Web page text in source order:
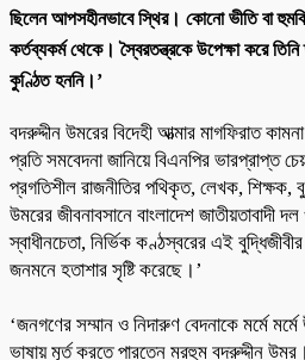
ছিলেন আপসহীনভাবে স্থির। কোনো ভীতি বা
কর্তব্যকর্ম থেকে। স্বৈরতন্ত্রকে উপেক্ষা করে
কুণ্ঠিত হননি।’
বদরুদ্দীন উমরের বিদেহী আত্মার মাগফিরাত
প্রতি সমবেদনা জানিয়ে বিএনপির ভারপ্রাপ্ত
প্রগতিশীল রাজনীতির পথিকৃত, লেখক, শিক্ষক,
উমরের জীবনাবসানে বাংলাদেশ জাতীয়তাবাদী
স্বাধীনচেতা, নির্ভিক কণ্ঠস্বরের এই
জনমনে হতাশার সৃষ্টি করেছে।’
‘জনগণের সম্মান ও নিদারুণ বেদনাকে মর্মে
ভাষায় মূর্ত করতে পারতেন মরহুম বদরুদ্দীন